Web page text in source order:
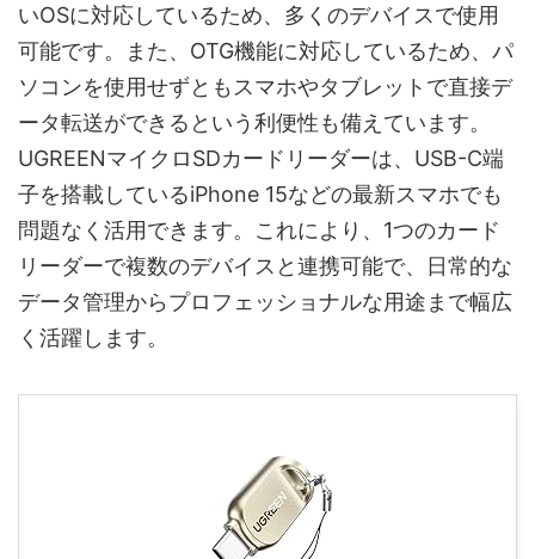
いOSに対応しているため、多くのデバイスで使用
可能です。また、OTG機能に対応しているため、パ
ソコンを使用せずともスマホやタブレットで直接デ
ータ転送ができるという利便性も備えています。
UGREENマイクロSDカードリーダーは、USB-C端
子を搭載しているiPhone 15などの最新スマホでも
問題なく活用できます。これにより、1つのカード
リーダーで複数のデバイスと連携可能で、日常的な
データ管理からプロフェッショナルな用途まで幅広
く活躍します。